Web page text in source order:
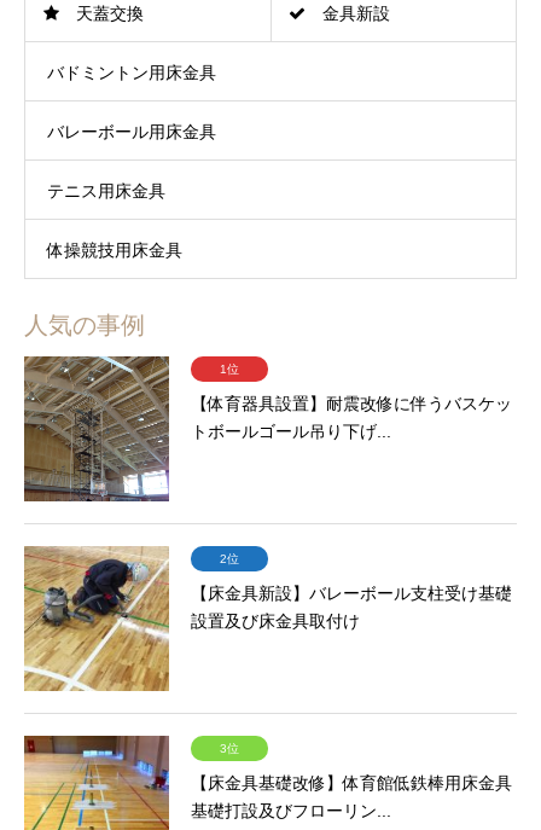
天蓋交換 金具新設
バドミントン用床金具
バレーボール用床金具
テニス用床金具
体操競技用床金具
人気の事例
1位
【体育器具設置】耐震改修に伴うバスケッ
トボールゴール吊り下げ...
2位
【床金具新設】バレーボール支柱受け基礎
設置及び床金具取付け
3位
【床金具基礎改修】体育館低鉄棒用床金具
基礎打設及びフローリン...